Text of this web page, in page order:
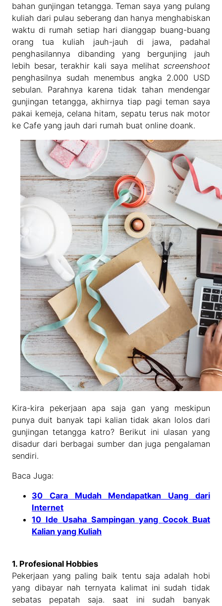
bahan gunjingan tetangga. Teman saya yang pulang
kuliah dari pulau seberang dan hanya menghabiskan
waktu di rumah setiap hari dianggap buang-buang
orang tua kuliah jauh-jauh di jawa, padahal
penghasilannya dibanding yang bergunjing jauh
lebih besar, terakhir kali saya melihat screenshoot
penghasilnya sudah menembus angka 2.000 USD
sebulan. Parahnya karena tidak tahan mendengar
gunjingan tetangga, akhirnya tiap pagi teman saya
pakai kemeja, celana hitam, sepatu terus nak motor
ke Cafe yang jauh dari rumah buat online doank.
Kira-kira pekerjaan apa saja gan yang meskipun
punya duit banyak tapi kalian tidak akan lolos dari
gunjingan tetangga katro? Berikut ini ulasan yang
disadur dari berbagai sumber dan juga pengalaman
sendiri.
Baca Juga:
30 Cara Mudah Mendapatkan Uang dari
Internet
10 Ide Usaha Sampingan yang Cocok Buat
Kalian yang Kuliah
1. Profesional Hobbies
Pekerjaan yang paling baik tentu saja adalah hobi
yang dibayar nah ternyata kalimat ini sudah tidak
sebatas pepatah saja. saat ini sudah banyak